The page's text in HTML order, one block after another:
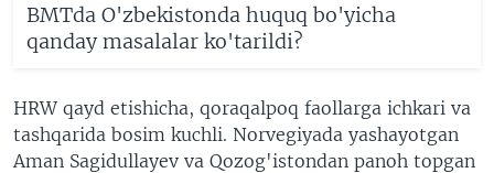
BMTda O'zbekistonda huquq bo'yicha
qanday masalalar ko'tarildi?
HRW qayd etishicha, qoraqalpoq faollarga ichkari va
tashqarida bosim kuchli. Norvegiyada yashayotgan
Aman Sagidullayev va Qozog'istondan panoh topgan